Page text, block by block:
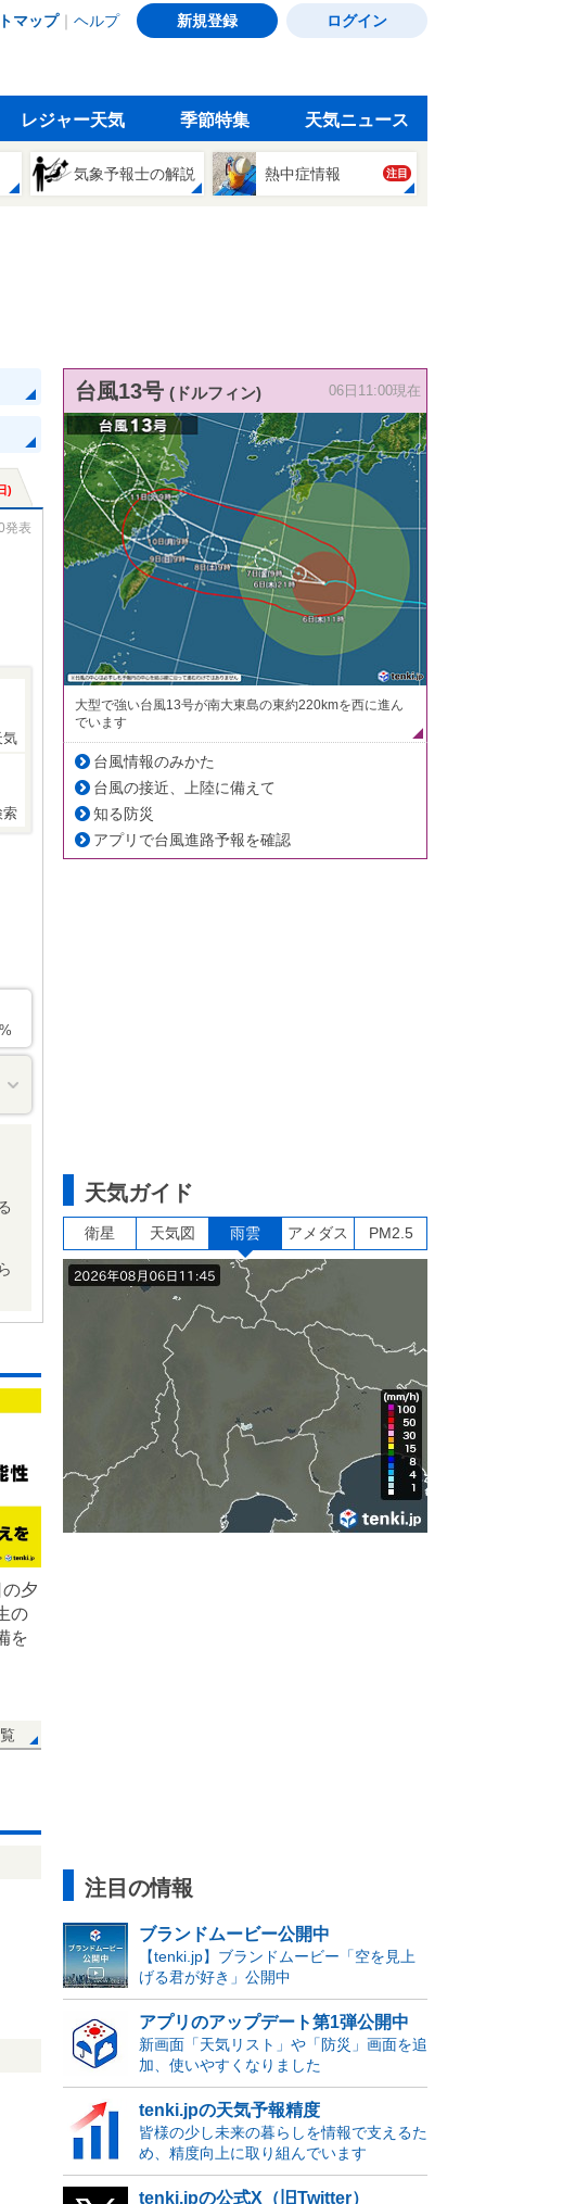
マップ｜ ヘルプ 新規登録 ログイン
レジャー天気 季節特集 天気ニュース
気象予報士の解説 熱中症情報 注目
)
発表
気
索
の夕
の
を
台風13号 (ドルフィン) 06日11:00現在
大型で強い台風13号が南大東島の東約220kmを西に進ん
でいます
台風情報のみかた
台風の接近、上陸に備えて
知る防災
アプリで台風進路予報を確認
天気ガイド
衛星 天気図 雨雲 アメダス PM2.5
注目の情報
ブランドムービー公開中
【tenki.jp】ブランドムービー「空を見上
げる君が好き」公開中
アプリのアップデート第1弾公開中
新画面「天気リスト」や「防災」画面を追
加、使いやすくなりました
tenki.jpの天気予報精度
皆様の少し未来の暮らしを情報で支えるた
め、精度向上に取り組んでいます
tenki.jpの公式X（旧Twitter）